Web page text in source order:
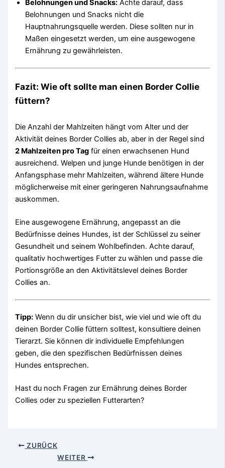
Belohnungen und Snacks: Achte darauf, dass
Belohnungen und Snacks nicht die
Hauptnahrungsquelle werden. Diese sollten nur in
Maßen eingesetzt werden, um eine ausgewogene
Ernährung zu gewährleisten.
Fazit: Wie oft sollte man einen Border Collie
füttern?
Die Anzahl der Mahlzeiten hängt vom Alter und der
Aktivität deines Border Collies ab, aber in der Regel sind
2 Mahlzeiten pro Tag für einen erwachsenen Hund
ausreichend. Welpen und junge Hunde benötigen in der
Anfangsphase mehr Mahlzeiten, während ältere Hunde
möglicherweise mit einer geringeren Nahrungsaufnahme
auskommen.
Eine ausgewogene Ernährung, angepasst an die
Bedürfnisse deines Hundes, ist der Schlüssel zu seiner
Gesundheit und seinem Wohlbefinden. Achte darauf,
qualitativ hochwertiges Futter zu wählen und passe die
Portionsgröße an den Aktivitätslevel deines Border
Collies an.
Tipp: Wenn du dir unsicher bist, wie viel und wie oft du
deinen Border Collie füttern solltest, konsultiere deinen
Tierarzt. Sie können dir individuelle Empfehlungen
geben, die den spezifischen Bedürfnissen deines
Hundes entsprechen.
Hast du noch Fragen zur Ernährung deines Border
Collies oder zu speziellen Futterarten?
ZURÜCK
WEITER